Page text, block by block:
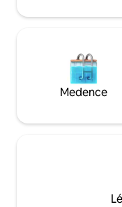
Medence